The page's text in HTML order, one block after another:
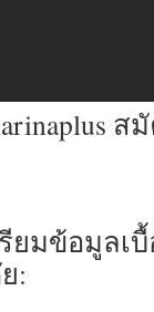
ส
มข้อมูลเ
: